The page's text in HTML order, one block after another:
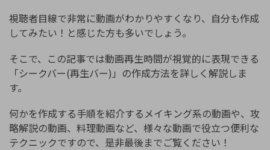
視聴者目線で非常に動画がわかりやすくなり、自分も作成
してみたい！と感じた方も多いでしょう。
そこで、この記事では動画再生時間が視覚的に表現できる
「シークバー(再生バー)」の作成方法を詳しく解説しま
す。
何かを作成する手順を紹介するメイキング系の動画や、攻
略解説の動画、料理動画など、様々な動画で役立つ便利な
テクニックですので、是非最後までご覧ください！